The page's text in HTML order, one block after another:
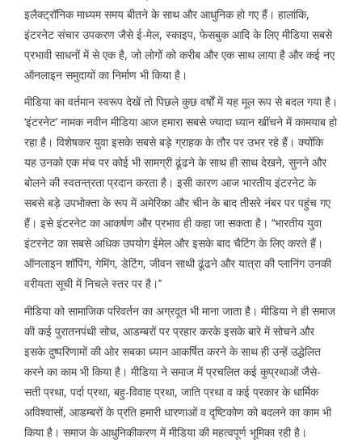
इलैक्ट्रॉनिक माध्यम समय बीतने के साथ और आधुनिक हो गए हैं। हालांकि,
इंटरनेट संचार उपकरण जैसे ई-मेल, स्काइप, फेसबुक आदि के लिए मीडिया सबसे
प्रभावी साधनों में से एक है, जो लोगों को करीब और एक साथ लाया है और कई नए
ऑनलाइन समुदायों का निर्माण भी किया है।
मीडिया का वर्तमान स्वरूप देखें तो पिछले कुछ वर्षों में यह मूल रूप से बदल गया है।
‘इंटरनेट’ नामक नवीन मीडिया आज हमारा सबसे ज्यादा ध्यान खींचने में कामयाब हो
रहा है। विशेषकर युवा इसके सबसे बड़े ग्राहक के तौर पर उभर रहे हैं। क्योंकि
यह उनको एक मंच पर कोई भी सामग्री ढूंढने के साथ ही साथ देखने, सुनने और
बोलने की स्वतन्त्रता प्रदान करता है। इसी कारण आज भारतीय इंटरनेट के
सबसे बड़े उपभोक्ता के रूप में अमेरिका और चीन के बाद तीसरे नंबर पर पहुंच गए
हैं। इसे इंटरनेट का आकर्षण और प्रभाव ही कहा जा सकता है। ‘‘भारतीय युवा
इंटरनेट का सबसे अधिक उपयोग ईमेल और इसके बाद चैटिंग के लिए करते हैं।
ऑनलाइन शॉपिंग, गेमिंग, डेटिंग, जीवन साथी ढूंढने और यात्रा की प्लानिंग उनकी
वरीयता सूची में निचले स्तर पर है।’’
मीडिया को सामाजिक परिवर्तन का अग्रदूत भी माना जाता है। मीडिया ने ही समाज
की कई पुरातनपंथी सोच, आडम्बरों पर प्रहार करके इसके बारे में सोचने और
इसके दुष्परिणामों की ओर सबका ध्यान आकर्षित करने के साथ ही उन्हें उद्धेलित
करने का काम भी किया है। मीडिया ने समाज में प्रचलित कई कुप्रथाओं जैसे-
सती प्रथा, पर्दा प्रथा, बहु-विवाह प्रथा, जाति प्रथा व कई प्रकार के धार्मिक
अविश्वासों, आडम्बरों के प्रति हमारी धारणाओं व दृष्टिकोण को बदलने का काम भी
किया है। समाज के आधुनिकीकरण में मीडिया की महत्वपूर्ण भूमिका रही है।